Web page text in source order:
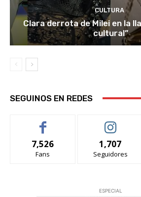
CULTURA
Clara derrota de Milei en la
cultural”
SEGUINOS EN REDES
7,526
Fans
1,707
Seguidores
ESPECIAL